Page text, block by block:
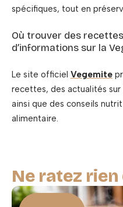
spécifiques, tout en
Où trouver des
d’informations sur la
Le site officiel Vegemite
recettes, des actualités
ainsi que des conseils
alimentaire.
Ne ratez rien